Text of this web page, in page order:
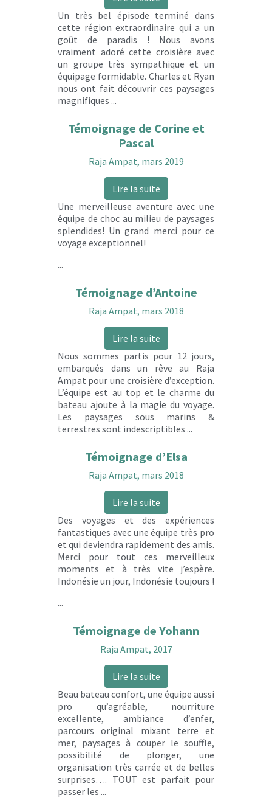
Un très bel épisode terminé dans
cette région extraordinaire qui a un
goût de paradis ! Nous avons
vraiment adoré cette croisière avec
un groupe très sympathique et un
équipage formidable. Charles et Ryan
nous ont fait découvrir ces paysages
magnifiques ...
Témoignage de Corine et
Pascal
Raja Ampat, mars 2019
Lire la suite
Une merveilleuse aventure avec une
équipe de choc au milieu de paysages
splendides! Un grand merci pour ce
voyage exceptionnel!
...
Témoignage d’Antoine
Raja Ampat, mars 2018
Lire la suite
Nous sommes partis pour 12 jours,
embarqués dans un rêve au Raja
Ampat pour une croisière d’exception.
L’équipe est au top et le charme du
bateau ajoute à la magie du voyage.
Les paysages sous marins &
terrestres sont indescriptibles ...
Témoignage d’Elsa
Raja Ampat, mars 2018
Lire la suite
Des voyages et des expériences
fantastiques avec une équipe très pro
et qui deviendra rapidement des amis.
Merci pour tout ces merveilleux
moments et à très vite j’espère.
Indonésie un jour, Indonésie toujours !
...
Témoignage de Yohann
Raja Ampat, 2017
Lire la suite
Beau bateau confort, une équipe aussi
pro qu’agréable, nourriture
excellente, ambiance d’enfer,
parcours original mixant terre et
mer, paysages à couper le souffle,
possibilité de plonger, une
organisation très carrée et de belles
surprises…. TOUT est parfait pour
passer les ...